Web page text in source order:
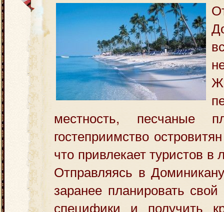
местность, песчаные
гостеприимство
что привлекает туристов
Отправляясь в
заранее планировать
специфики и получить